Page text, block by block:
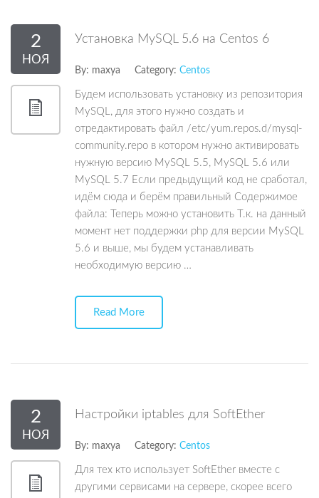
2
НОЯ
Установка MySQL 5.6 на Centos 6
By: maxya Category: Centos
Будем использовать установку из репозитория
MySQL, для этого нужно создать и
отредактировать файл /etc/yum.repos.d/mysql-
community.repo в котором нужно активировать
нужную версию MySQL 5.5, MySQL 5.6 или
MySQL 5.7 Если предыдущий код не сработал,
идём сюда и берём правильный Содержимое
файла: Теперь можно установить Т.к. на данный
момент нет поддержки php для версии MySQL
5.6 и выше, мы будем устанавливать
необходимую версию …
Read More
2
НОЯ
Настройки iptables для SoftEther
By: maxya Category: Centos
Для тех кто использует SoftEther вместе с
другими сервисами на сервере, скорее всего